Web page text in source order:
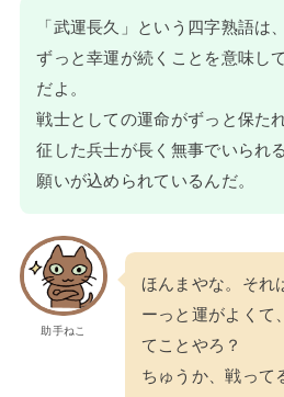
「武運長久」という四字熟語は
ずっと幸運が続くことを意味し
だよ。
戦士としての運命がずっと保た
征した兵士が長く無事でいられ
願いが込められているんだ。
助手ねこ
ほんまやな。それ
ーっと運がよくて
てことやろ？
ちゅうか、戦って